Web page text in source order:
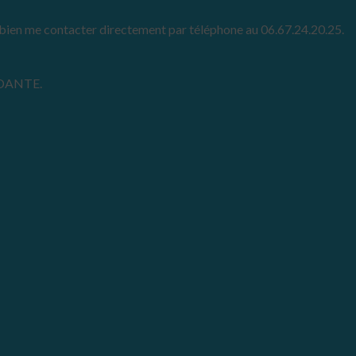
me contacter directement par téléphone au 06.67.24.20.25.